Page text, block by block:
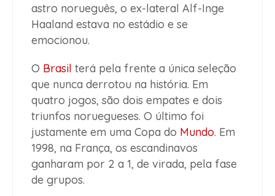
astro norueguês, o ex-lateral Alf-Inge
Haaland estava no estádio e se
emocionou.
O Brasil terá pela frente a única seleção
que nunca derrotou na história. Em
quatro jogos, são dois empates e dois
triunfos noruegueses. O último foi
justamente em uma Copa do Mundo. Em
1998, na França, os escandinavos
ganharam por 2 a 1, de virada, pela fase
de grupos.